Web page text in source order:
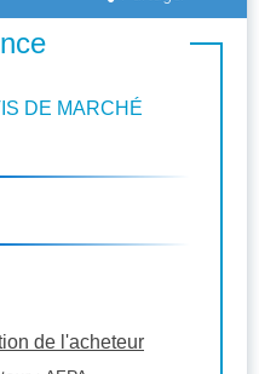
DE MARCHÉ
de l'acheteur